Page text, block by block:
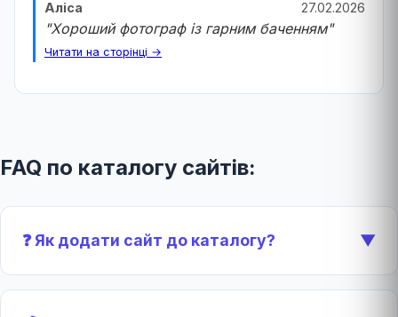
Аліса 27.02.2026
"Хороший фотограф із гарним баченням"
Читати на сторінці →
FAQ по каталогу сайтів:
❓ Як додати сайт до каталогу? ▼